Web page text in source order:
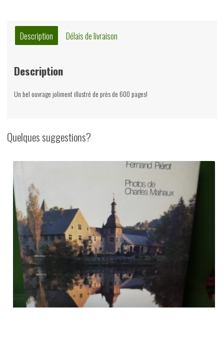
Description Délais de livraison
Description
Un bel ouvrage joliment illustré de près de 600 pages!
Quelques suggestions?